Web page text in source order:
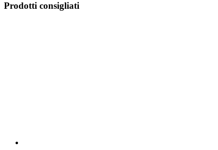
Prodotti consigliati